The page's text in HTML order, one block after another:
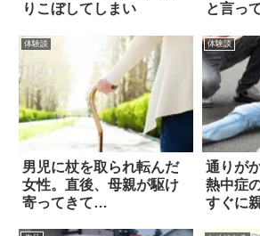
りこぼしてしまい
と言っ
体験談
男児に杖を取られ転んだ
女性。直後、母親が駆け
寄ってきて…
体験談
通りが
熱中症
すぐに